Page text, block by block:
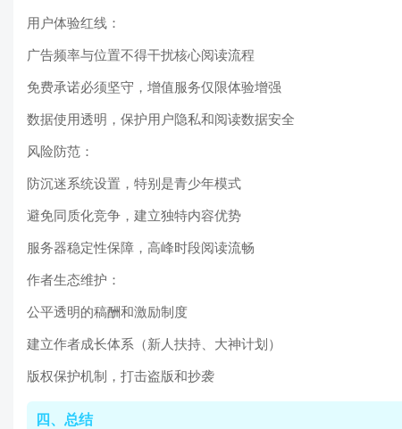
用户体验红线：
广告频率与位置不得干扰核心阅读流程
免费承诺必须坚守，增值服务仅限体验增强
数据使用透明，保护用户隐私和阅读数据安全
风险防范：
防沉迷系统设置，特别是青少年模式
避免同质化竞争，建立独特内容优势
服务器稳定性保障，高峰时段阅读流畅
作者生态维护：
公平透明的稿酬和激励制度
建立作者成长体系（新人扶持、大神计划）
版权保护机制，打击盗版和抄袭
四、总结